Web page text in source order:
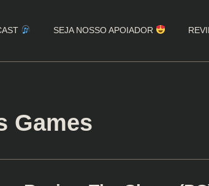
SEJA NOSSO APOIADOR
Games